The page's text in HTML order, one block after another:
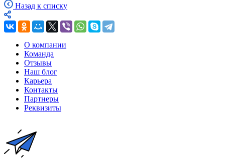
Назад к списку
О компании
Команда
Отзывы
Наш блог
Карьера
Контакты
Партнеры
Реквизиты